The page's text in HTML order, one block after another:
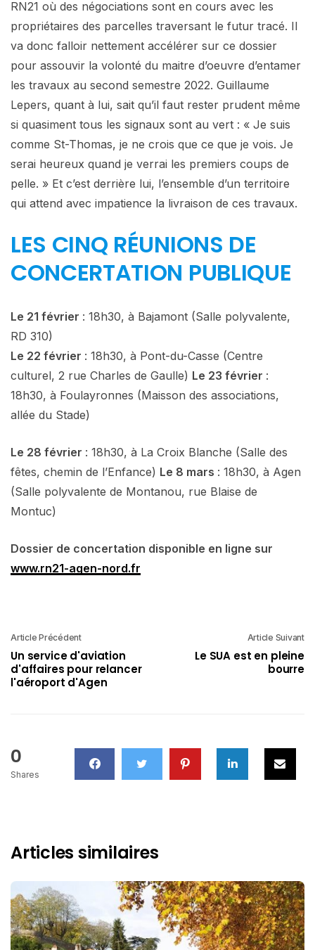
RN21 où des négociations sont en cours avec les
propriétaires des parcelles traversant le futur tracé. Il
va donc falloir nettement accélérer sur ce dossier
pour assouvir la volonté du maitre d’oeuvre d’entamer
les travaux au second semestre 2022. Guillaume
Lepers, quant à lui, sait qu’il faut rester prudent même
si quasiment tous les signaux sont au vert : « Je suis
comme St-Thomas, je ne crois que ce que je vois. Je
serai heureux quand je verrai les premiers coups de
pelle. » Et c’est derrière lui, l’ensemble d’un territoire
qui attend avec impatience la livraison de ces travaux.
LES CINQ RÉUNIONS DE
CONCERTATION PUBLIQUE
Le 21 février : 18h30, à Bajamont (Salle polyvalente,
RD 310)
Le 22 février : 18h30, à Pont-du-Casse (Centre
culturel, 2 rue Charles de Gaulle) Le 23 février :
18h30, à Foulayronnes (Maisson des associations,
allée du Stade)
Le 28 février : 18h30, à La Croix Blanche (Salle des
fêtes, chemin de l’Enfance) Le 8 mars : 18h30, à Agen
(Salle polyvalente de Montanou, rue Blaise de
Montuc)
Dossier de concertation disponible en ligne sur
www.rn21-agen-nord.fr
Article Précédent
Un service d'aviation
d'affaires pour relancer
l'aéroport d'Agen
Article Suivant
Le SUA est en pleine
bourre
0
Shares
Articles similaires